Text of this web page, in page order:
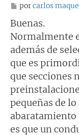
M
n
s
a
j
e
porcarlos
Buenas.
Normalmente
además de
que es
que secciones
pequeñas de
abaratamiento
es que un